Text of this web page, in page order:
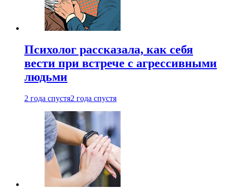
Психолог рассказала, как себя
вести при встрече с агрессивными
людьми
2 года спустя2 года спустя